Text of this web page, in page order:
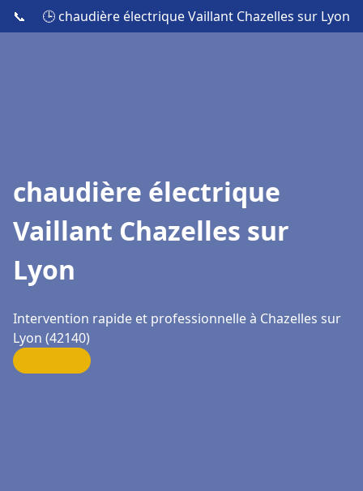
📞 🕒 chaudière électrique Vaillant Chazelles sur Lyon
chaudière électrique
Vaillant Chazelles sur
Lyon
Intervention rapide et professionnelle à Chazelles sur
Lyon (42140)